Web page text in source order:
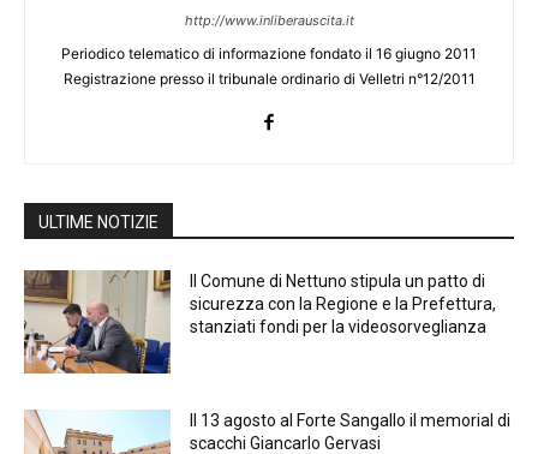
http://www.inliberauscita.it
Periodico telematico di informazione fondato il 16 giugno 2011
Registrazione presso il tribunale ordinario di Velletri n°12/2011
ULTIME NOTIZIE
Il Comune di Nettuno stipula un patto di
sicurezza con la Regione e la Prefettura,
stanziati fondi per la videosorveglianza
Il 13 agosto al Forte Sangallo il memorial di
scacchi Giancarlo Gervasi